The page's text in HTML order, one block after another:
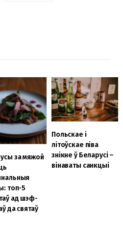
за мяжой
топ-5
ад шэф-
да святаў
Польскае і
літоўскае піва
знікне ў Беларусі –
вінаваты санкцыі